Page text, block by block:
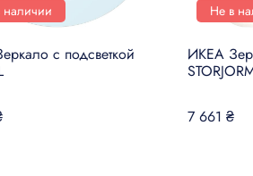
наличии
с подсветкой
Не в
ИКЕА
7 661 ₴